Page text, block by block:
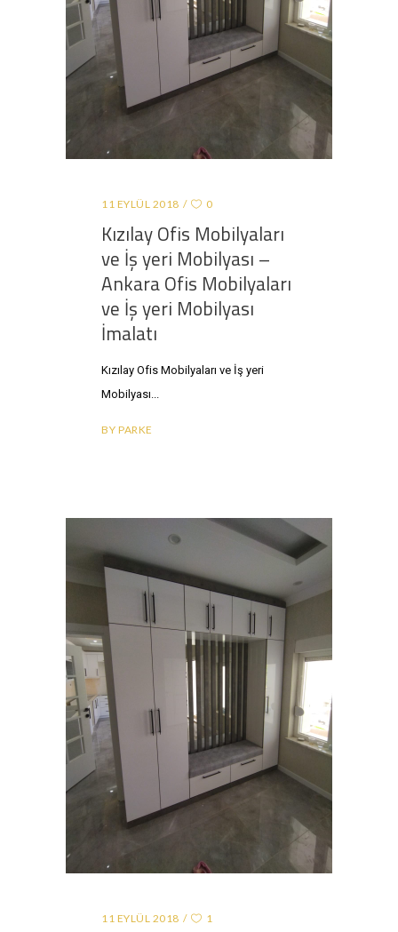
11 EYLÜL 2018 0
Kızılay Ofis Mobilyaları
ve İş yeri Mobilyası –
Ankara Ofis Mobilyaları
ve İş yeri Mobilyası
İmalatı
Kızılay Ofis Mobilyaları ve İş yeri
Mobilyası
BY PARKE
11 EYLÜL 2018 1